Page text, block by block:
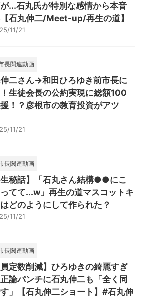
...石丸氏が特別な感情から本音
石丸伸二/Meet-up/再生の道】
11/21
長関連動画
二さん→和田ひろゆき前市長に
生徒会長の公約実現に総額100
！？彦根市の教育投資がアツ
11/21
長関連動画
生秘話】「石丸さん結構●●にこ
てて...w」再生の道マスコットキ
どのようにして作られた？
11/21
長関連動画
員定数削減】ひろゆきの綺麗すぎ
論パンチに石丸伸二も「全く同
」【石丸伸二ショート】#石丸伸